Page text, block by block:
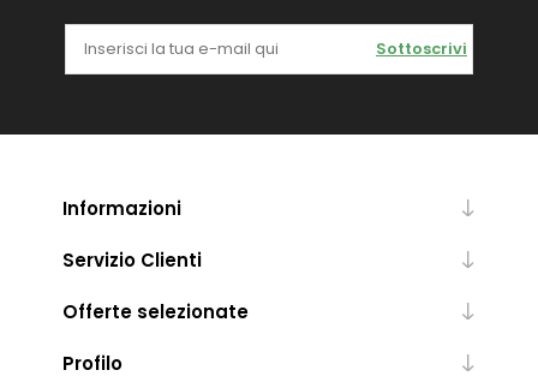
Sottoscrivi
Informazioni
Servizio Clienti
Offerte selezionate
Profilo